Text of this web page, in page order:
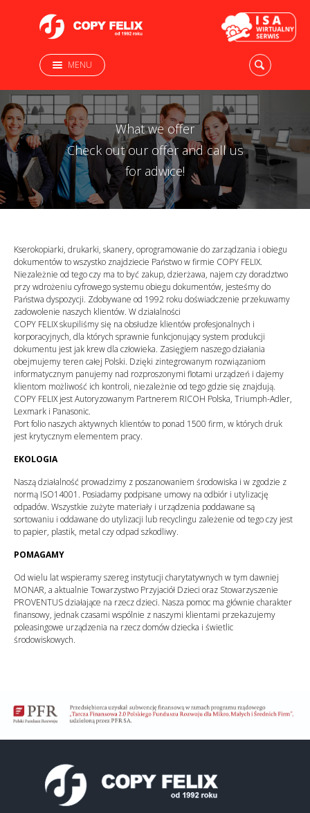
MENU
What we offer
Check out our offer and call us
for adwice!
Kserokopiarki, drukarki, skanery, oprogramowanie do zarządzania i obiegu
dokumentów to wszystko znajdziecie Państwo w firmie COPY FELIX.
Niezależnie od tego czy ma to być zakup, dzierżawa, najem czy doradztwo
przy wdrożeniu cyfrowego systemu obiegu dokumentów, jesteśmy do
Państwa dyspozycji. Zdobywane od 1992 roku doświadczenie przekuwamy
zadowolenie naszych klientów. W działalności
COPY FELIX skupiliśmy się na obsłudze klientów profesjonalnych i
korporacyjnych, dla których sprawnie funkcjonujący system produkcji
dokumentu jest jak krew dla człowieka. Zasięgiem naszego działania
obejmujemy teren całej Polski. Dzięki zintegrowanym rozwiązaniom
informatycznym panujemy nad rozproszonymi flotami urządzeń i dajemy
klientom możliwość ich kontroli, niezależnie od tego gdzie się znajdują.
COPY FELIX jest Autoryzowanym Partnerem RICOH Polska, Triumph-Adler,
Lexmark i Panasonic.
Port folio naszych aktywnych klientów to ponad 1500 firm, w których druk
jest krytycznym elementem pracy.
EKOLOGIA
Naszą działalność prowadzimy z poszanowaniem środowiska i w zgodzie z
normą ISO14001. Posiadamy podpisane umowy na odbiór i utylizację
odpadów. Wszystkie zużyte materiały i urządzenia poddawane są
sortowaniu i oddawane do utylizacji lub recyclingu zależenie od tego czy jest
to papier, plastik, metal czy odpad szkodliwy.
POMAGAMY
Od wielu lat wspieramy szereg instytucji charytatywnych w tym dawniej
MONAR, a aktualnie Towarzystwo Przyjaciół Dzieci oraz Stowarzyszenie
PROVENTUS działające na rzecz dzieci. Nasza pomoc ma głównie charakter
finansowy, jednak czasami wspólnie z naszymi klientami przekazujemy
poleasingowe urządzenia na rzecz domów dziecka i świetlic
środowiskowych.